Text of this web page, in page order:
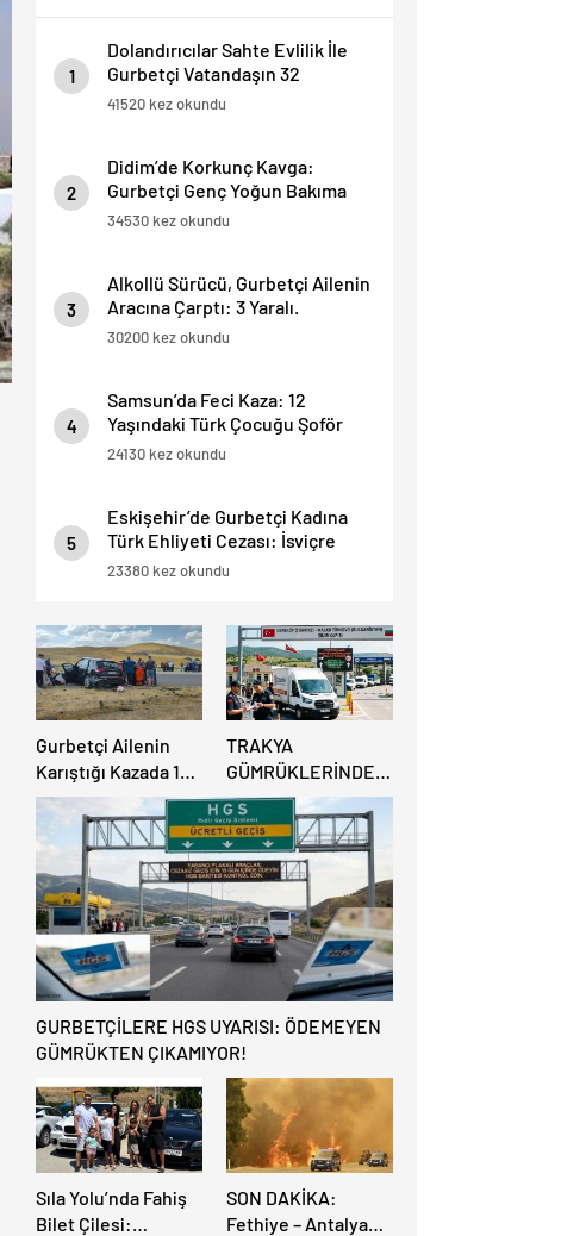
1
Dolandırıcılar Sahte Evlilik İle
Gurbetçi Vatandaşın 32
Dairesini Elinden Aldılar.
41520 kez okundu
2
Didim’de Korkunç Kavga:
Gurbetçi Genç Yoğun Bakıma
Alındı.
34530 kez okundu
3
Alkollü Sürücü, Gurbetçi Ailenin
Aracına Çarptı: 3 Yaralı.
30200 kez okundu
4
Samsun’da Feci Kaza: 12
Yaşındaki Türk Çocuğu Şoför
Hayatını Kaybetti, 3 Yaralı.
24130 kez okundu
5
Eskişehir’de Gurbetçi Kadına
Türk Ehliyeti Cezası: İsviçre
Ehliyeti Kabul Edilmedi.
23380 kez okundu
Gurbetçi Ailenin
Karıştığı Kazada 1
Kişi Hayatını
Kaybederken, 7 kişi
Yaralandı.
TRAKYA
GÜMRÜKLERİNDE
BÜYÜK
RAHATLAMA:
DEREKÖY HAFİF
TİCARİ ARAÇLARA
AÇILIYOR!
GURBETÇİLERE HGS UYARISI: ÖDEMEYEN
GÜMRÜKTEN ÇIKAMIYOR!
Sıla Yolu’nda Fahiş
Bilet Çilesi:
SON DAKİKA:
Fethiye – Antalya